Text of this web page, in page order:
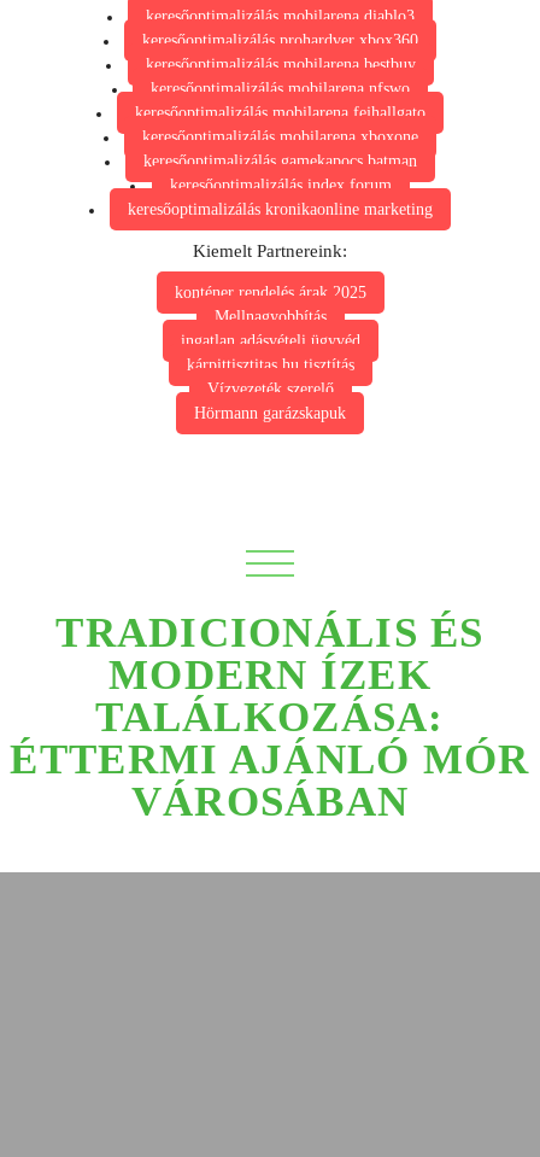
keresőoptimalizálás mobilarena diablo3
keresőoptimalizálás prohardver xbox360
keresőoptimalizálás mobilarena bestbuy
keresőoptimalizálás mobilarena nfswo
keresőoptimalizálás mobilarena fejhallgato
keresőoptimalizálás mobilarena xboxone
keresőoptimalizálás gamekapocs batman
keresőoptimalizálás index forum
keresőoptimalizálás kronikaonline marketing
Kiemelt Partnereink:
konténer rendelés árak 2025
Mellnagyobbítás
ingatlan adásvételi ügyvéd
kárpittisztitas.hu tisztítás
Vízvezeték szerelő
Hörmann garázskapuk
TRADICIONÁLIS ÉS
MODERN ÍZEK
TALÁLKOZÁSA:
ÉTTERMI AJÁNLÓ MÓR
VÁROSÁBAN